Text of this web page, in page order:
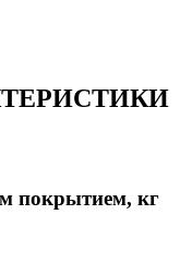
покрытием, кг